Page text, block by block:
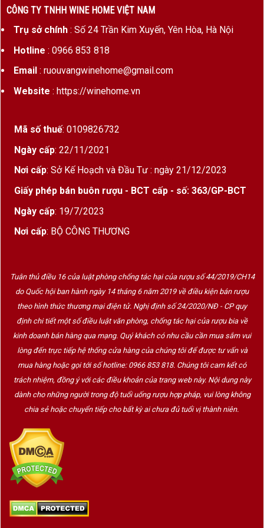
đầu tiên được trồng tại Chile
năm 1540, bởi các nhà truyền giáo Tây Ban Nha. Trong suốt
hàng trăm năm, País là giống chủ lực dùng để làm vang đỏ
nhưng hiện nay, cùng với xu hướng
miền nam Chile.
Vườn nho Pais tại Maule Valley
2. Hương vị đặc trưng của rượu vang nho
Pais
Vang nho País cóphong cách mộc mạc, gần gũi nhưng
người yêu vang sâu sắc. Rượu không quá nặng nhưng lại
cân bằng, tươi tắn, hậu vị dài
ngày.
Đặc điểm hương vị:
Màu sắc: đỏ ruby nhạt hoặc ánh hồng đất nung
CÔNG TY TNHH WINE HOME VIỆT NAM
Trụ sở chính: Số 24 Trần Kim Xuyến, Yên Hòa, Hà Nội
Hotline : 0966 853 818
Email : ruouvangwinehome@gmail.com
Website : https://winehome.vn
Mã số thuế: 0109826732
Ngày cấp: 22/11/2021
Nơi cấp: Sở Kế Hoạch và Đầu Tư : ngày 21/12/2023
Giấy phép bán buôn rượu - BCT cấp - số: 363/GP-BCT
Ngày cấp: 19/7/2023
Nơi cấp: BỘ CÔNG THƯƠNG
Tuân thủ điều 16 của luật phòng chống tác hại của rượu số 44/2019/CH14
do Quốc hội ban hành ngày 14 tháng 6 năm 2019 về điều kiện bán rượu
theo hình thức thương mại điện tử. Nghị định số 24/2020/NĐ - CP quy
định chi tiết một số điều luật văn phòng, chống tác hại của rượu bia về
kinh doanh bán hàng qua mạng. Quý khách có nhu cầu cần mua sắm vui
lòng đến trực tiếp hệ thống cửa hàng của chúng tôi để được tư vấn và
mua hàng hoặc gọi tới số hotline: 0966 853 818. Chúng tôi cam kết có
trách nhiệm, đồng ý với các điều khoản của trang web này. Nội dung này
dành cho những người trong độ tuổi uống rượu hợp pháp, vui lòng không
chia sẻ hoặc chuyển tiếp cho bất kỳ ai chưa đủ tuổi vị thành niên.